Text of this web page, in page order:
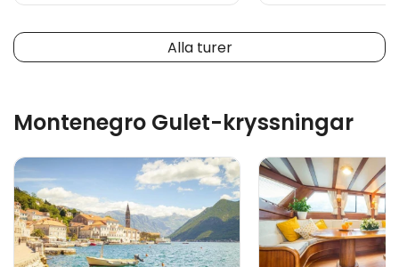
Alla turer
Montenegro Gulet-kryssningar